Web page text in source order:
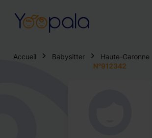
Accueil Babysitter Haute-Garonne
N°912342